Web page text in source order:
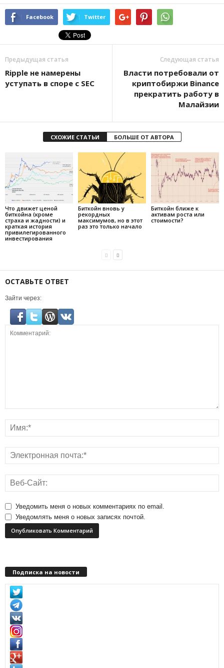
Facebook Twitter
Предыдущая статья
Ripple не намерены
уступать в споре с SEC
Следующая статья
Власти потребовали от
криптобиржи Binance
прекратить работу в
Малайзии
СХОЖИЕ СТАТЬИ БОЛЬШЕ ОТ АВТОРА
Что движет ценой
биткойна (кроме
страха и жадности) и
краткая история
привилегированного
инвестирования
Биткойн вновь у
рекордных
максимумов, но в этот
раз это только начало
Биткойн ближе к
активам роста или
стоимости?
ОСТАВЬТЕ ОТВЕТ
Зайти через:
Уведомить меня о новых комментариях по email.
Уведомлять меня о новых записях почтой.
Подписка на новости